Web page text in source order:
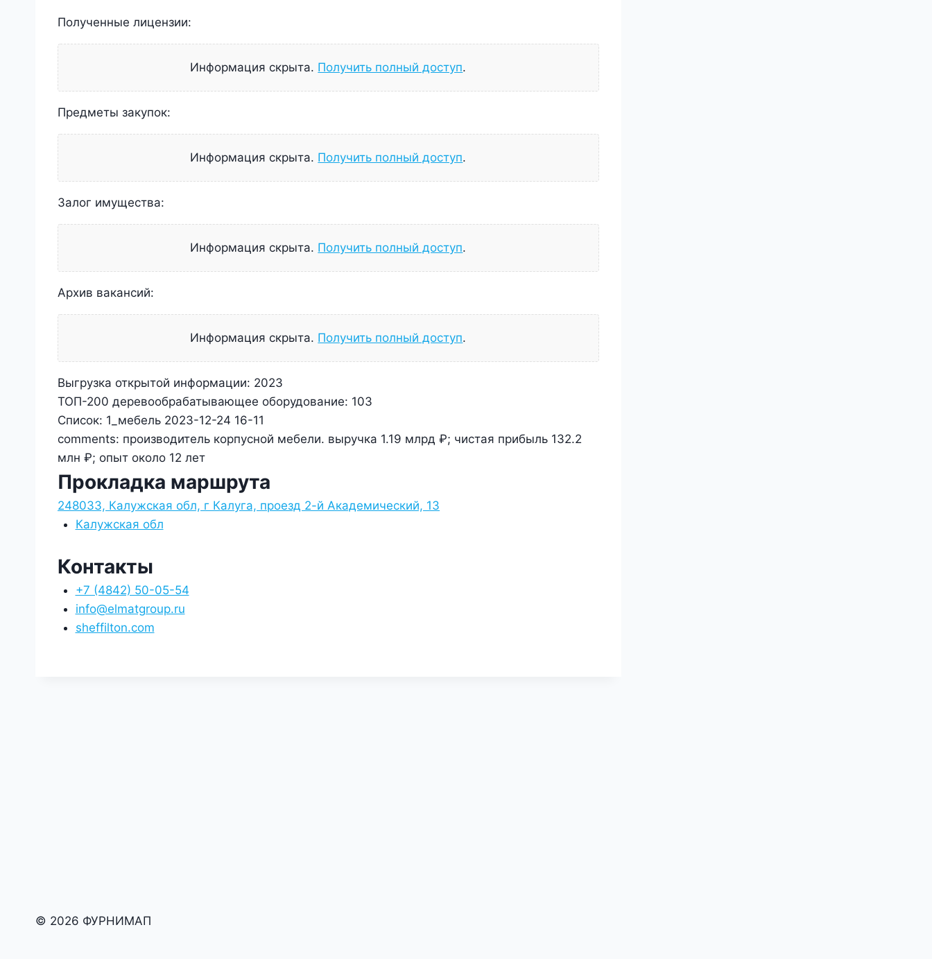
Полученные лицензии:
Информация скрыта. Получить полный доступ.
Предметы закупок:
Информация скрыта. Получить полный доступ.
Залог имущества:
Информация скрыта. Получить полный доступ.
Архив вакансий:
Информация скрыта. Получить полный доступ.
Выгрузка открытой информации: 2023
ТОП-200 деревообрабатывающее оборудование: 103
Список: 1_мебель 2023-12-24 16-11
comments: производитель корпусной мебели. выручка 1.19 млрд ₽; чистая прибыль 132.2
млн ₽; опыт около 12 лет
Прокладка маршрута
248033, Калужская обл, г Калуга, проезд 2-й Академический, 13
Калужская обл
Контакты
+7 (4842) 50-05-54
info@elmatgroup.ru
sheffilton.com
© 2026 ФУРНИМАП